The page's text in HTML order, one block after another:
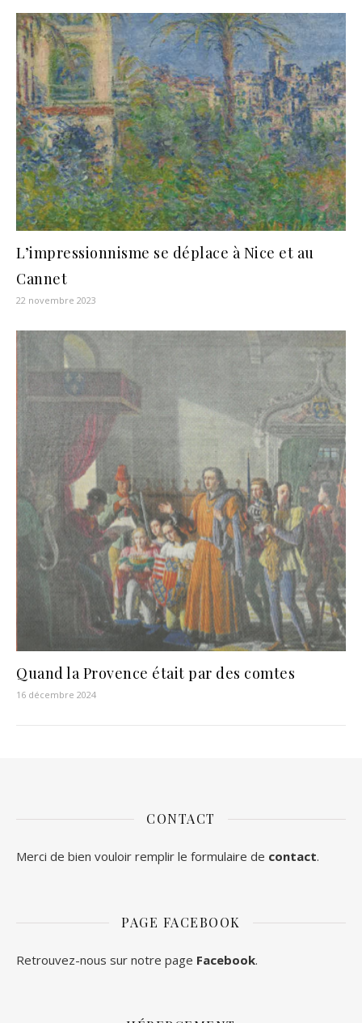
L’impressionnisme se déplace à Nice et au
Cannet
22 novembre 2023
Quand la Provence était par des comtes
16 décembre 2024
CONTACT
Merci de bien vouloir remplir le formulaire de contact.
PAGE FACEBOOK
Retrouvez-nous sur notre page Facebook.